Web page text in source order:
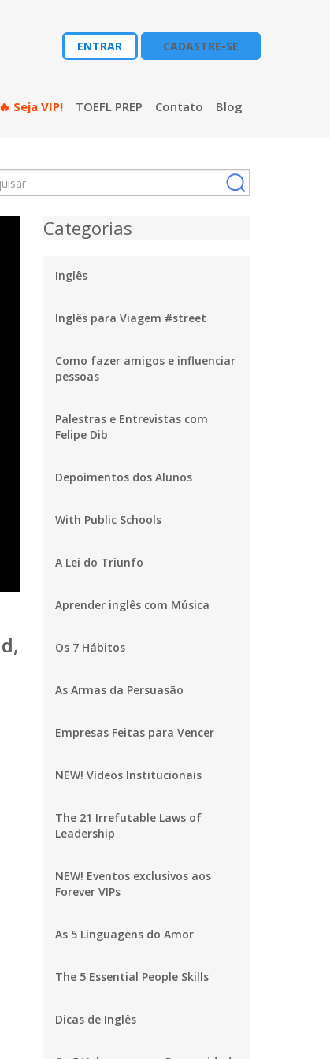
ENTRAR CADASTRE-SE
🔥 Seja VIP! TOEFL PREP Contato Blog
Categorias
Inglês
Inglês para Viagem #street
Como fazer amigos e influenciar
pessoas
Palestras e Entrevistas com
Felipe Dib
Depoimentos dos Alunos
With Public Schools
A Lei do Triunfo
Aprender inglês com Música
Os 7 Hábitos
As Armas da Persuasão
Empresas Feitas para Vencer
NEW! Vídeos Institucionais
The 21 Irrefutable Laws of
Leadership
NEW! Eventos exclusivos aos
Forever VIPs
As 5 Linguagens do Amor
The 5 Essential People Skills
Dicas de Inglês